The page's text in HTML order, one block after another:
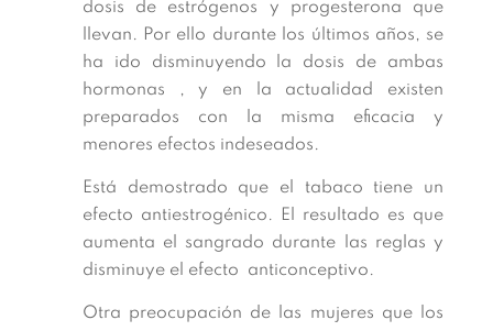
dosis de estrógenos y progesterona que
llevan. Por ello durante los últimos años, se
ha ido disminuyendo la dosis de ambas
hormonas , y en la actualidad existen
preparados con la misma eficacia y
menores efectos indeseados.
Está demostrado que el tabaco tiene un
efecto antiestrogénico. El resultado es que
aumenta el sangrado durante las reglas y
disminuye el efecto anticonceptivo.
Otra preocupación de las mujeres que los